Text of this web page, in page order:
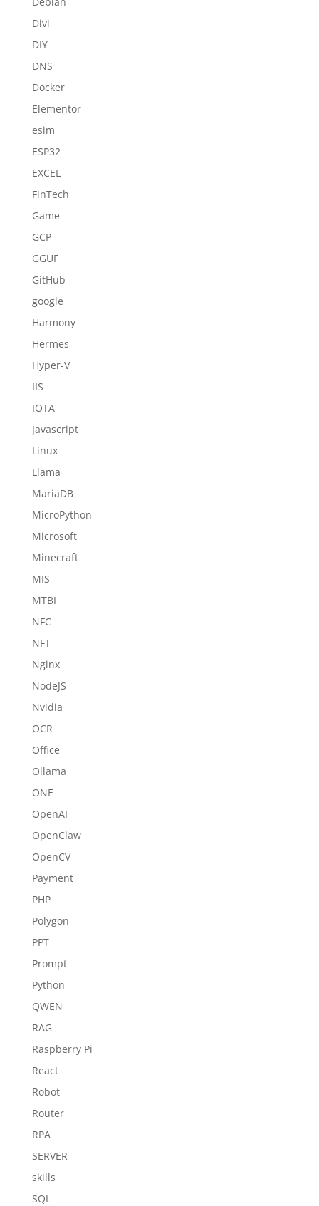
Divi
DIY
DNS
Docker
Elementor
esim
ESP32
EXCEL
FinTech
Game
GCP
GGUF
GitHub
google
Harmony
Hermes
Hyper-V
IIS
IOTA
Javascript
Linux
Llama
MariaDB
MicroPython
Microsoft
Minecraft
MIS
MTBI
NFC
NFT
Nginx
NodeJS
Nvidia
OCR
Office
Ollama
ONE
OpenAI
OpenClaw
OpenCV
Payment
PHP
Polygon
PPT
Prompt
Python
QWEN
RAG
Raspberry Pi
React
Robot
Router
RPA
SERVER
skills
SQL